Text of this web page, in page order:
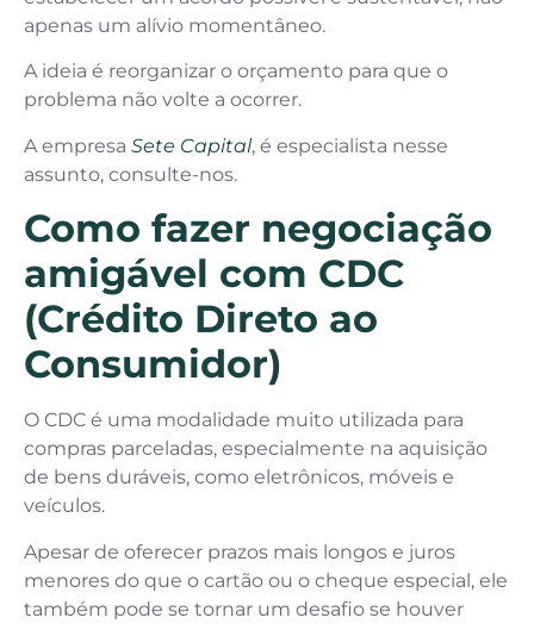
apenas um alívio momentâneo.
A ideia é reorganizar o orçamento para que o
problema não volte a ocorrer.
A empresa Sete Capital, é especialista nesse
assunto, consulte-nos.
Como fazer negociação
amigável com CDC
(Crédito Direto ao
Consumidor)
O CDC é uma modalidade muito utilizada para
compras parceladas, especialmente na aquisição
de bens duráveis, como eletrônicos, móveis e
veículos.
Apesar de oferecer prazos mais longos e juros
menores do que o cartão ou o cheque especial, ele
também pode se tornar um desafio se houver